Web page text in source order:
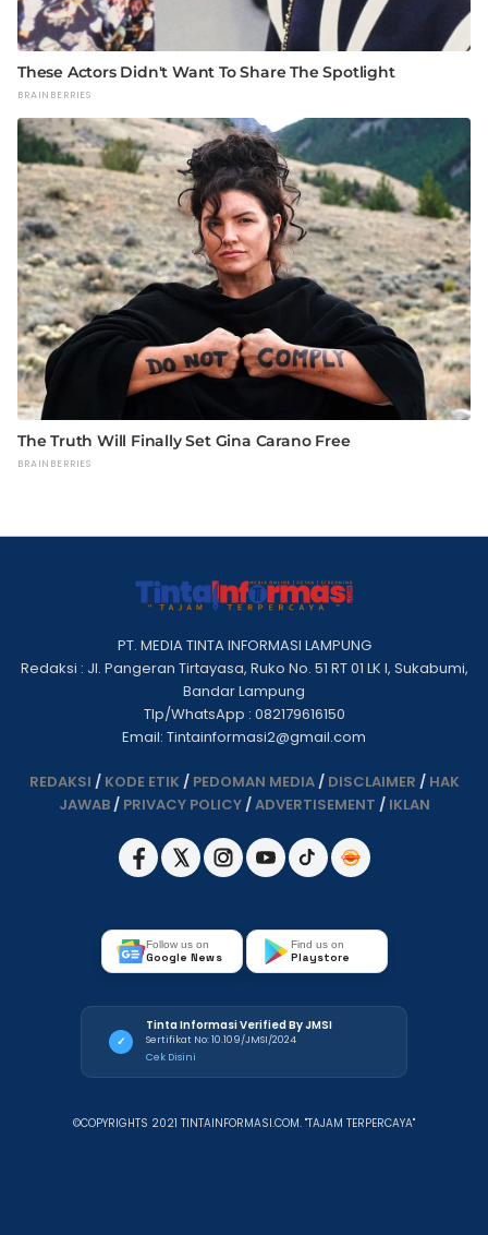
PT. MEDIA TINTA INFORMASI LAMPUNG
Redaksi : Jl. Pangeran Tirtayasa, Ruko No. 51 RT 01 LK I, Sukabumi,
Bandar Lampung
Tlp/WhatsApp : 082179616150
Email: Tintainformasi2@gmail.com
REDAKSI / KODE ETIK / PEDOMAN MEDIA/ DISCLAIMER / HAK
JAWAB/ PRIVACY POLICY/ADVERTISEMENT / IKLAN
Follow us on
Google News
Find us on
Playstore
✓
Tinta Informasi Verified By JMSI
Sertifikat No: 10.109/JMSI/2024
Cek Disini
©COPYRIGHTS 2021 TINTAINFORMASI.COM. "TAJAM TERPERCAYA"